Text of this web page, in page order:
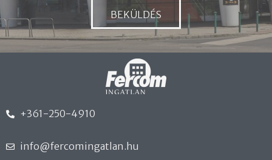
+361-250-4910
info@fercomingatlan.hu